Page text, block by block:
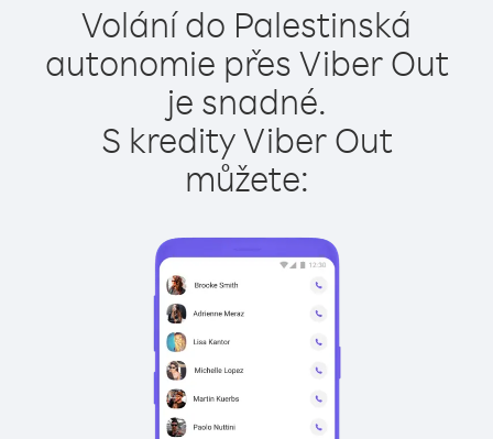
Volání do Palestinská
autonomie přes Viber Out
je snadné.
S kredity Viber Out
můžete: